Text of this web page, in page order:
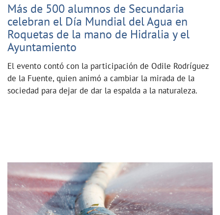
Más de 500 alumnos de Secundaria
celebran el Día Mundial del Agua en
Roquetas de la mano de Hidralia y el
Ayuntamiento
El evento contó con la participación de Odile Rodríguez
de la Fuente, quien animó a cambiar la mirada de la
sociedad para dejar de dar la espalda a la naturaleza.